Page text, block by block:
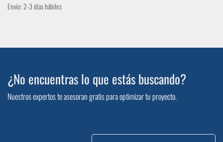
Envío: 2-3 días hábiles
¿No encuentras lo que estás buscando?
Nuestros expertos te asesoran gratis para optimizar tu proyecto.